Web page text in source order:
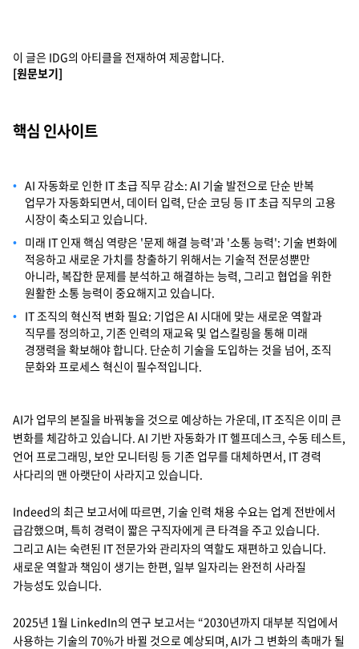
인사이트
인사이트 리포트
리소스
회사정보
회사소개
투자정보
지속가능경영
이벤트/웨비나
채용
지원
고객 지원
파트너 지원
이 글은 IDG의 아티클을 전재하여 제공합니다.
[원문보기]
핵심 인사이트
AI 자동화로 인한 IT 초급 직무 감소: AI 기술 발전으로 단순 반복
업무가 자동화되면서, 데이터 입력, 단순 코딩 등 IT 초급 직무의 고용
시장이 축소되고 있습니다.
미래 IT 인재 핵심 역량은 '문제 해결 능력'과 '소통 능력': 기술 변화에
적응하고 새로운 가치를 창출하기 위해서는 기술적 전문성뿐만
아니라, 복잡한 문제를 분석하고 해결하는 능력, 그리고 협업을 위한
원활한 소통 능력이 중요해지고 있습니다.
IT 조직의 혁신적 변화 필요: 기업은 AI 시대에 맞는 새로운 역할과
직무를 정의하고, 기존 인력의 재교육 및 업스킬링을 통해 미래
경쟁력을 확보해야 합니다. 단순히 기술을 도입하는 것을 넘어, 조직
문화와 프로세스 혁신이 필수적입니다.
AI가 업무의 본질을 바꿔놓을 것으로 예상하는 가운데, IT 조직은 이미 큰
변화를 체감하고 있습니다. AI 기반 자동화가 IT 헬프데스크, 수동 테스트,
언어 프로그래밍, 보안 모니터링 등 기존 업무를 대체하면서, IT 경력
사다리의 맨 아랫단이 사라지고 있습니다.
Indeed의 최근 보고서에 따르면, 기술 인력 채용 수요는 업계 전반에서
급감했으며, 특히 경력이 짧은 구직자에게 큰 타격을 주고 있습니다.
그리고 AI는 숙련된 IT 전문가와 관리자의 역할도 재편하고 있습니다.
새로운 역할과 책임이 생기는 한편, 일부 일자리는 완전히 사라질
가능성도 있습니다.
2025년 1월 LinkedIn의 연구 보고서는 “2030년까지 대부분 직업에서
사용하는 기술의 70%가 바뀔 것으로 예상되며, AI가 그 변화의 촉매가 될